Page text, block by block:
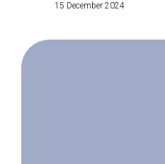
15 December 2024